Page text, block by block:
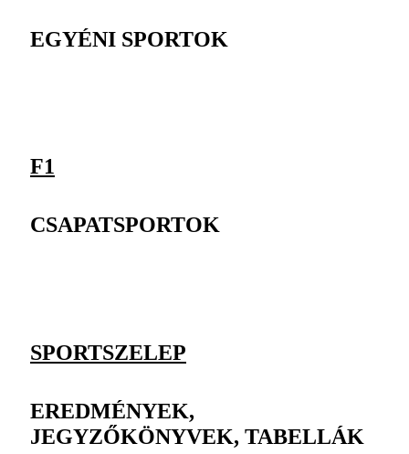
EGYÉNI SPORTOK
F1
CSAPATSPORTOK
SPORTSZELEP
EREDMÉNYEK,
JEGYZŐKÖNYVEK, TABELLÁK